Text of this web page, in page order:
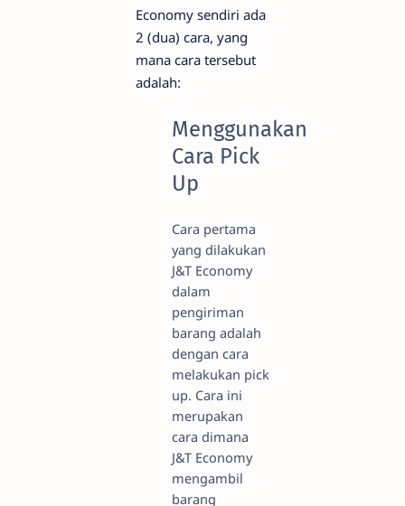
Economy sendiri ada
2 (dua) cara, yang
mana cara tersebut
adalah:
Menggunakan
Cara Pick
Up
Cara pertama
yang dilakukan
J&T Economy
dalam
pengiriman
barang adalah
dengan cara
melakukan pick
up. Cara ini
merupakan
cara dimana
J&T Economy
mengambil
barang